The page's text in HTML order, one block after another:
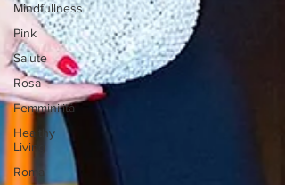
Mindfullness
Pink
Salute
Rosa
Femminilità
Healthy
Living
Roma